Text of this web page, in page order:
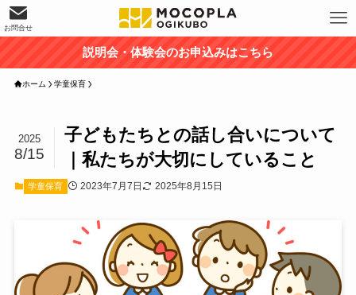
お問合せ
説明会・体験会のお申込みはこちら
ホーム 学童保育
子どもたちとの話し合いについて
｜私たちが大切にしていること
2025
8/15
学童保育 2023年7月7日 2025年8月15日